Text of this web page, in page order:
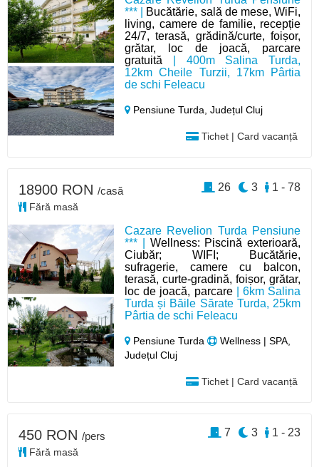
*** | Bucătărie, sală de mese, WiFi,
living, camere de familie, recepție
24/7, terasă, grădină/curte, foișor,
grătar, loc de joacă, parcare
gratuită | 400m Salina Turda,
12km Cheile Turzii, 17km Pârtia
de schi Feleacu
Pensiune Turda,Județul Cluj
Tichet | Card vacanță
Cazare Revelion Turda Pensiune
*** | Wellness: Piscină exterioară,
Ciubăr; WIFI; Bucătărie,
sufragerie, camere cu balcon,
terasă, curte-gradină, foișor, grătar,
loc de joacă, parcare| 6km Salina
Turda și Băile Sărate Turda, 25km
Pârtia de schi Feleacu
Pensiune Turda
Wellness | SPA,
Județul Cluj
Tichet | Card vacanță
18900 RON /casă
Fără masă
1 - 78
3
26
450 RON /pers
Fără masă
1 - 23
3
7